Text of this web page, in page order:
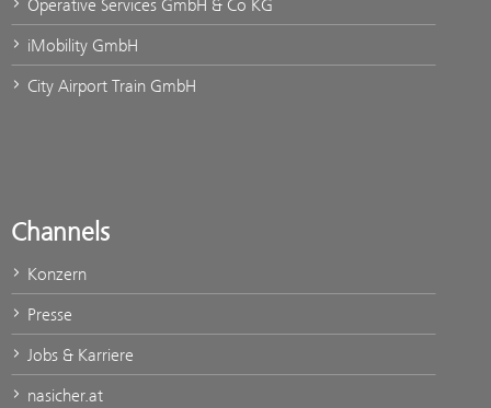
Operative Services GmbH & Co KG
iMobility GmbH
City Airport Train GmbH
Channels
Konzern
Presse
Jobs & Karriere
nasicher.at